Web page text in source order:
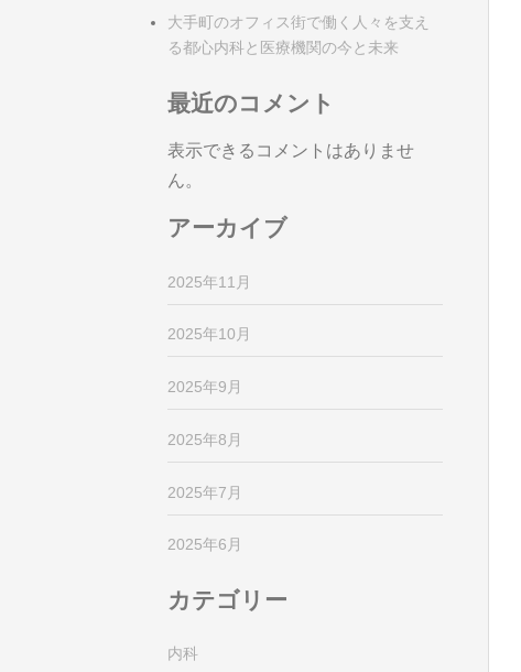
大手町のオフィス街で働く人々を支え
る都心内科と医療機関の今と未来
最近のコメント
表示できるコメントはありませ
ん。
アーカイブ
2025年11月
2025年10月
2025年9月
2025年8月
2025年7月
2025年6月
カテゴリー
内科